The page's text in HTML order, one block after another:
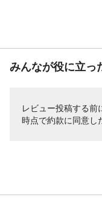
みんなが役に立っ
レビュー投稿する前
時点で約款に同意し